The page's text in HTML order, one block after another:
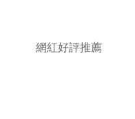
網紅好評推薦